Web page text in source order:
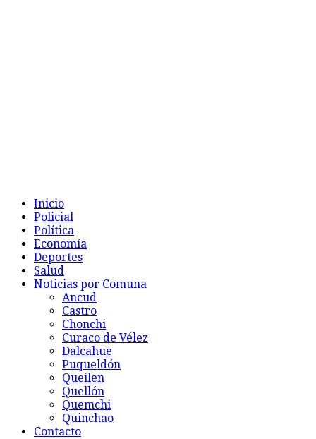
Inicio
Policial
Política
Economía
Deportes
Salud
Noticias por Comuna
Ancud
Castro
Chonchi
Curaco de Vélez
Dalcahue
Puqueldón
Queilen
Quellón
Quemchi
Quinchao
Contacto